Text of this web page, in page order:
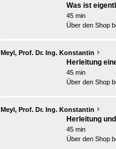
Was ist
45 min
Über den Shop
Meyl, Prof. Dr. Ing. Konstantin
Herleitung
45 min
Über den Shop
Meyl, Prof. Dr. Ing. Konstantin
Herleitung
45 min
Über den Shop